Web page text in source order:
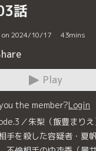
話
on 2024/10/17 43mins
Play
the member?Login
／朱梨（飯豊まり
手を殺した容疑者・夏